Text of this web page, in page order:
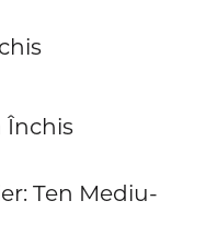
Închis
Ten Mediu-